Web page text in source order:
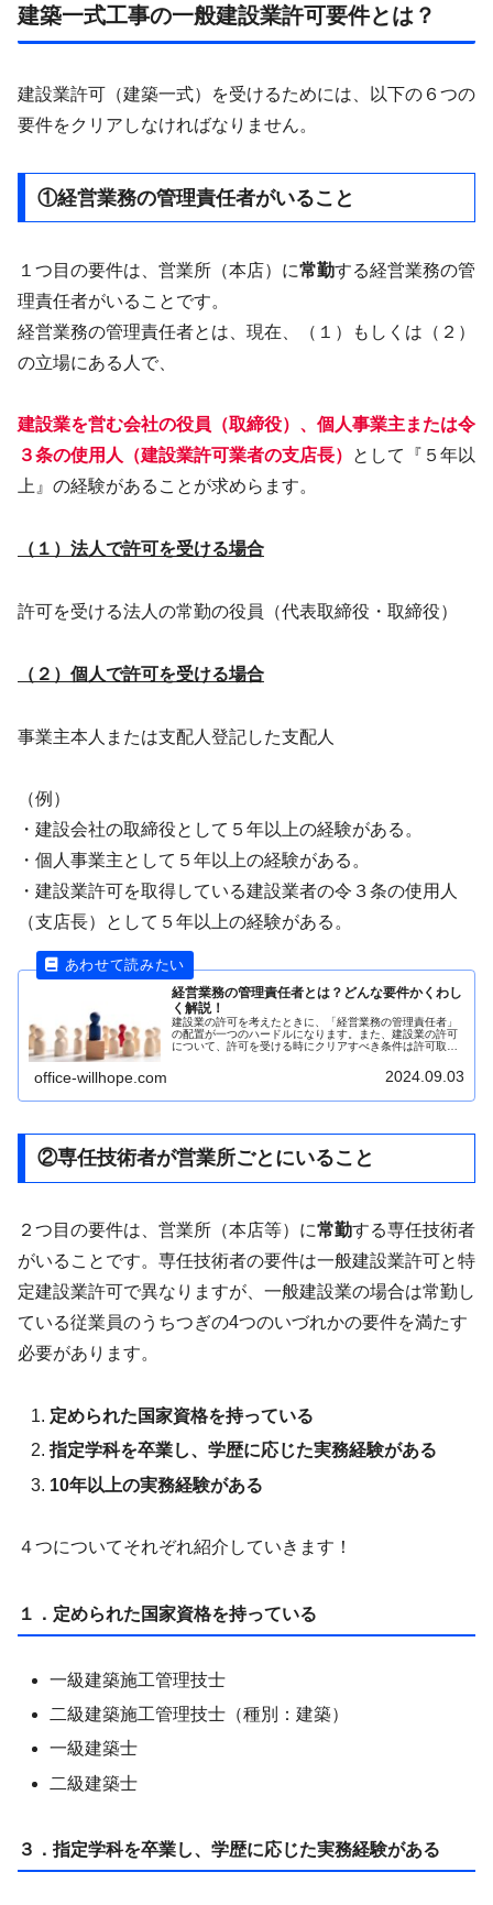
建築一式工事の一般建設業許可要件とは？
建設業許可（建築一式）を受けるためには、以下の６つの
要件をクリアしなければなりません。
①経営業務の管理責任者がいること
１つ目の要件は、営業所（本店）に常勤する経営業務の管
理責任者がいることです。
経営業務の管理責任者とは、現在、（１）もしくは（２）
の立場にある人で、
建設業を営む会社の役員（取締役）、個人事業主または令
３条の使用人（建設業許可業者の支店長）
として『５年以
上』の経験があることが求めらます。
（１）法人で許可を受ける場合
許可を受ける法人の常勤の役員（代表取締役・取締役）
（２）個人で許可を受ける場合
事業主本人または支配人登記した支配人
（例）
・建設会社の取締役として５年以上の経験がある。
・個人事業主として５年以上の経験がある。
・建設業許可を取得している建設業者の令３条の使用人
（支店長）として５年以上の経験がある。
経営業務の管理責任者とは？どんな要件かくわし
く解説！
建設業の許可を考えたときに、「経営業務の管理責任者」
の配置が一つのハードルになります。また、建設業の許可
について、許可を受ける時にクリアすべき条件は許可取得
office-willhope.com 2024.09.03
②専任技術者が営業所ごとにいること
２つ目の要件は、営業所（本店等）に常勤する専任技術者
がいることです。専任技術者の要件は一般建設業許可と特
定建設業許可で異なりますが、一般建設業の場合は常勤し
ている従業員のうちつぎの4つのいづれかの要件を満たす
必要があります。
定められた国家資格を持っている
指定学科を卒業し、学歴に応じた実務経験がある
10年以上の実務経験がある
４つについてそれぞれ紹介していきます！
１．定められた国家資格を持っている
一級建築施工管理技士
二級建築施工管理技士（種別：建築）
一級建築士
二級建築士
３．指定学科を卒業し、学歴に応じた実務経験がある